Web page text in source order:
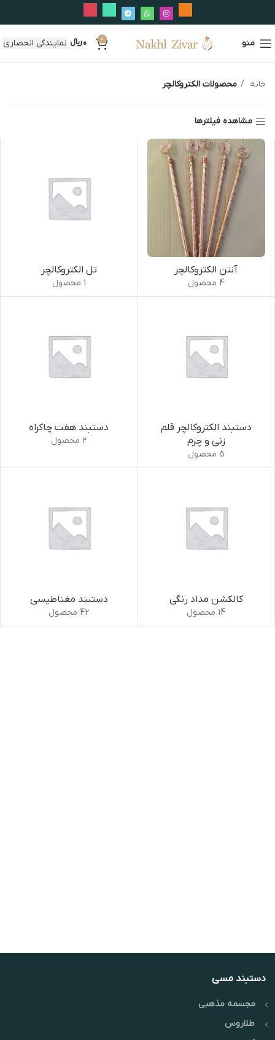
منو 0
0﷼ نمایندگی انحصاری
خانه محصولات الکتروکالچر
مشاهده فیلترها
آنتن الکتروکالچر
4 محصول
تل الکتروکالچر
1 محصول
دستبند الکتروکالچر قلم
زنی و چرم
5 محصول
دستبند هفت چاکراه
2 محصول
کالکشن مداد رنگی
14 محصول
دستبند مغناطیسی
42 محصول
دستبند مسی
مجسمه مذهبی
طلاروس